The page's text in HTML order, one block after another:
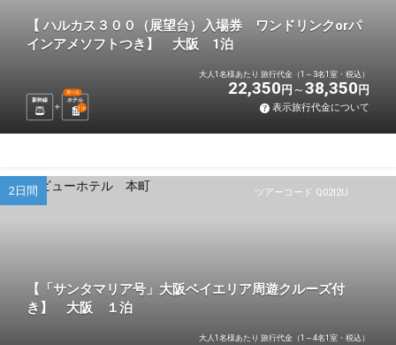
【 ハルカス３００（展望台）入場券 ワンドリンクorパ
インアメソフトつき】 大阪 1泊
新幹線 ホテル
選べる
1 泊
大人1名様あたり 旅行代金（1～3名1室・税込）
22,350 円 38,350 円
表示旅行代金について
ツアーコード Q02I2U
2日間
【「サンタマリア号」大阪ベイエリア周遊クルーズ付
き】 大阪 １泊
大人1名様あたり 旅行代金（1～4名1室・税込）